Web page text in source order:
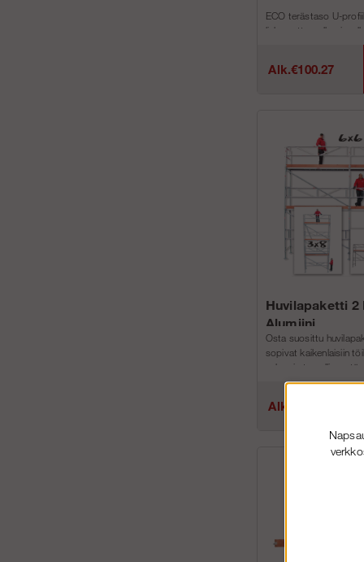
ECO terästaso U-
liukumattomalla pinnalla.
Parannettu
Alk.€100.27
Huvilapaketti 2
Alumiini
Osta suosittu
sopivat kaikenlaisiin
vahva ja turvallinen,
sinun projekteihin!
...
Alk.€3 387.25